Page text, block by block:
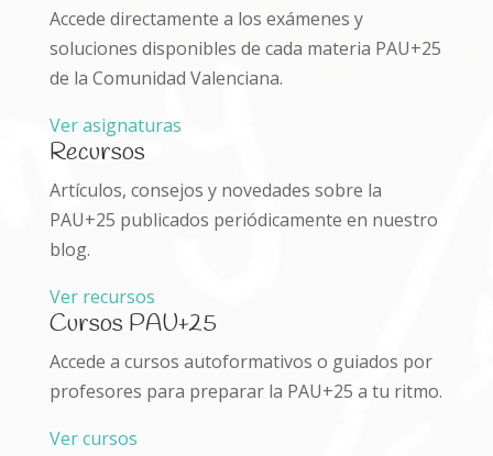
Accede directamente a los exámenes y
soluciones disponibles de cada materia PAU+25
de la Comunidad Valenciana.
Ver asignaturas
Recursos
Artículos, consejos y novedades sobre la
PAU+25 publicados periódicamente en nuestro
blog.
Ver recursos
Cursos PAU+25
Accede a cursos autoformativos o guiados por
profesores para preparar la PAU+25 a tu ritmo.
Ver cursos